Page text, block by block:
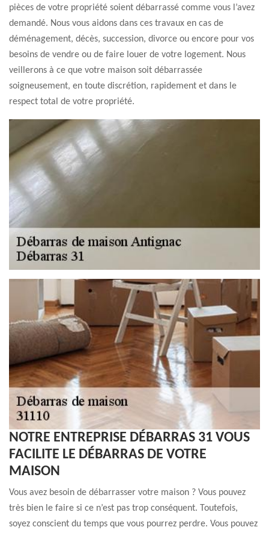
pièces de votre propriété soient débarrassé comme vous l’avez
demandé. Nous vous aidons dans ces travaux en cas de
déménagement, décès, succession, divorce ou encore pour vos
besoins de vendre ou de faire louer de votre logement. Nous
veillerons à ce que votre maison soit débarrassée
soigneusement, en toute discrétion, rapidement et dans le
respect total de votre propriété.
NOTRE ENTREPRISE DÉBARRAS 31 VOUS
FACILITE LE DÉBARRAS DE VOTRE
MAISON
Vous avez besoin de débarrasser votre maison ? Vous pouvez
très bien le faire si ce n’est pas trop conséquent. Toutefois,
soyez conscient du temps que vous pourrez perdre. Vous pouvez